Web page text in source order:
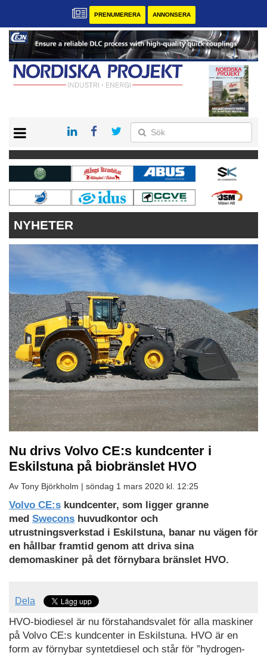
PRENUMERERA ANNONSERA
KONTAKT
VÅRA ANDRA MAGASIN
PRENUMERERA
ANNONSERA
NYHETER
Nu drivs Volvo CE:s kundcenter i
Eskilstuna på biobränslet HVO
Av Tony Björkholm | söndag 1 mars 2020 kl. 12:25
Volvo CE:s kundcenter, som ligger granne
med Swecons huvudkontor och
utrustningsverkstad i Eskilstuna, banar nu vägen för
en hållbar framtid genom att driva sina
demomaskiner på det förnybara bränslet HVO.
Dela
HVO-biodiesel är nu förstahandsvalet för alla maskiner
på Volvo CE:s kundcenter in Eskilstuna. HVO är en
form av förnybar syntetdiesel och står för ”hydrogen-